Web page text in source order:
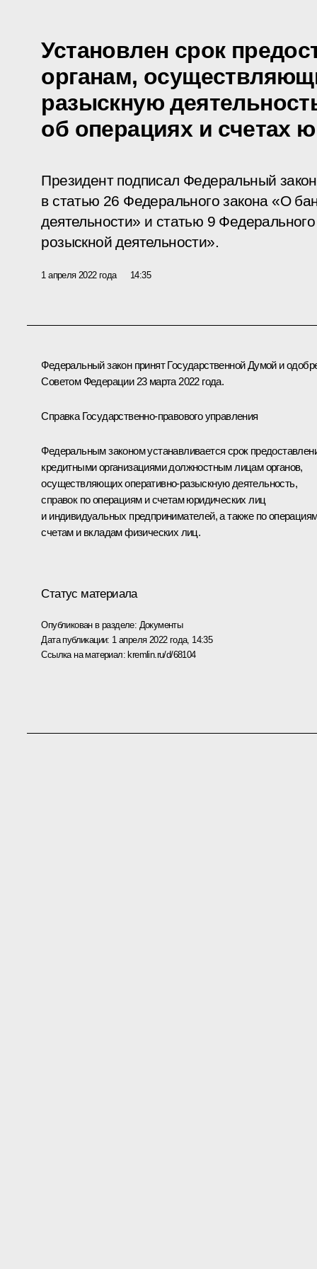
Установлен срок
органам,
разыскную
об операциях и счетах
Президент подписал Федеральный
в статью 26 Федерального закона «О
деятельности» и статью 9
розыскной деятельности».
1 апреля 2022 года 14:35
Федеральный закон принят Государственной Думой и
Советом Федерации 23 марта 2022 года.
Справка Государственно-правового управления
Федеральным законом устанавливается срок
кредитными организациями должностным лицам органов,
осуществляющих оперативно-разыскную деятельность,
справок по операциям и счетам юридических лиц
и индивидуальных предпринимателей, а также по
счетам и вкладам физических лиц.
Статус материала
Опубликован в разделе: Документы
Дата публикации: 1 апреля 2022 года, 14:35
Ссылка на материал: kremlin.ru/d/68104